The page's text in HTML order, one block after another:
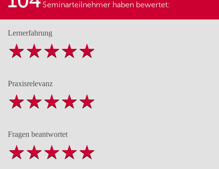
Seminarteilnehmer haben bewertet:
Lernerfahrung
Praxisrelevanz
Fragen beantwortet